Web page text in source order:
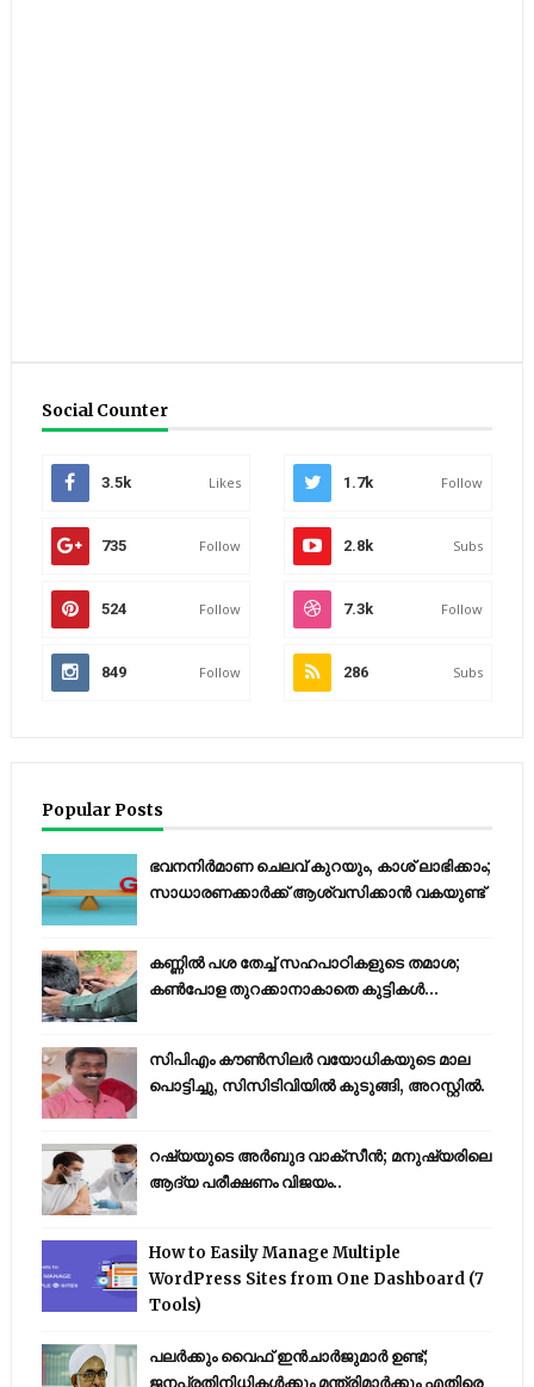
Social Counter
3.5k Likes 1.7k Follow
735 Follow 2.8k Subs
524 Follow 7.3k Follow
849 Follow 286 Subs
Popular Posts
ഭവനനിർമാണ ചെലവ് കുറയും, കാശ് ലാഭിക്കാം;
സാധാരണക്കാർക്ക് ആശ്വസിക്കാൻ വകയുണ്ട്
കണ്ണിൽ പശ തേച്ച് സഹപാഠികളുടെ തമാശ;
കൺപോള തുറക്കാനാകാതെ കുട്ടികൾ...
സിപിഎം കൗണ്‍സിലര്‍ വയോധികയുടെ മാല
പൊട്ടിച്ചു, സിസിടിവിയില്‍ കുടുങ്ങി, അറസ്റ്റില്‍.
റഷ്യയുടെ അര്‍ബുദ വാക്‌സീന്‍; മനുഷ്യരിലെ
ആദ്യ പരീക്ഷണം വിജയം..
How to Easily Manage Multiple
WordPress Sites from One Dashboard (7
Tools)
പലർക്കും വൈഫ് ഇൻചാർജുമാർ ഉണ്ട്;
ജനപ്രതിനിധികൾക്കും മന്ത്രിമാർക്കും എതിരെ